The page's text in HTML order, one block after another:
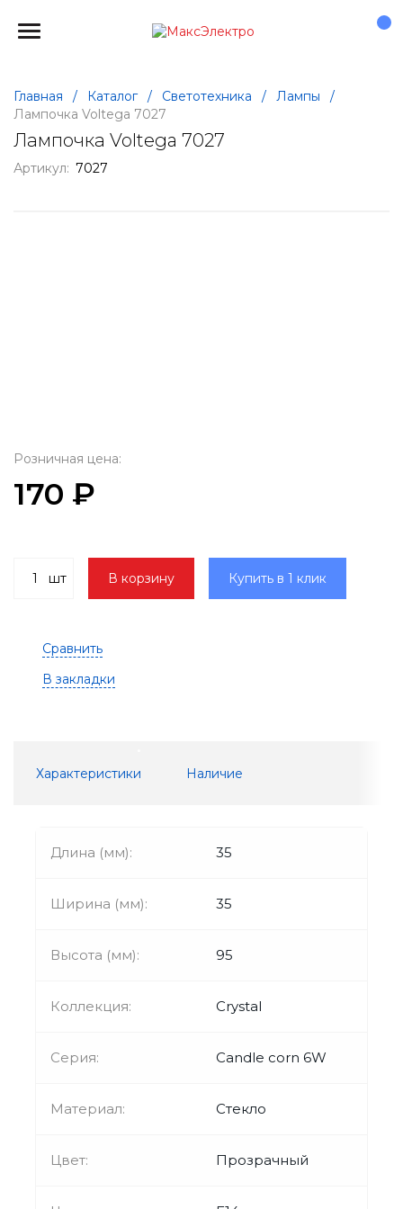
Главная / Каталог / Светотехника / Лампы
/
Лампочка Voltega 7027
Лампочка Voltega 7027
Артикул: 7027
Розничная цена:
170 ₽
шт В корзину Купить в 1 клик
Сравнить
В закладки
Характеристики Наличие
Длина (мм): 35
Ширина (мм): 35
Высота (мм): 95
Коллекция: Crystal
Серия: Candle corn 6W
Материал: Стекло
Цвет: Прозрачный